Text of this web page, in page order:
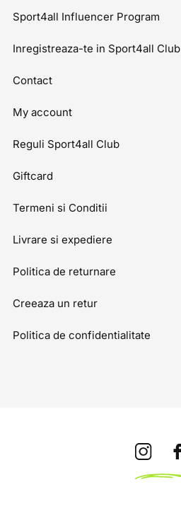
Sport4all Influencer Program
Inregistreaza-te in Sport4all Club
Contact
My account
Reguli Sport4all Club
Giftcard
Termeni si Conditii
Livrare si expediere
Politica de returnare
Creeaza un retur
Politica de confidentialitate